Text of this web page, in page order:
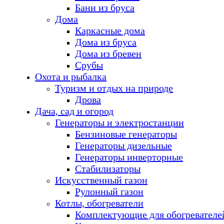
Бани из бруса
Дома
Каркасные дома
Дома из бруса
Дома из бревен
Срубы
Охота и рыбалка
Туризм и отдых на природе
Дрова
Дача, сад и огород
Генераторы и электростанции
Бензиновые генераторы
Генераторы дизельные
Генераторы инверторные
Стабилизаторы
Искусственный газон
Рулонный газон
Котлы, обогреватели
Комплектующие для